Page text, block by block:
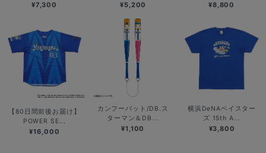
¥7,300 ¥5,200 ¥8,800
【80日間前後お届け】
POWER SE...
¥16,000
カンフーバット/DB.ス
ターマン＆DB...
¥1,100
横浜DeNAベイスター
ズ 15th A...
¥3,800